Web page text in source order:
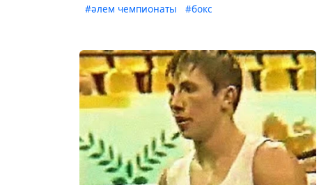
#әлем чемпионаты #бокс